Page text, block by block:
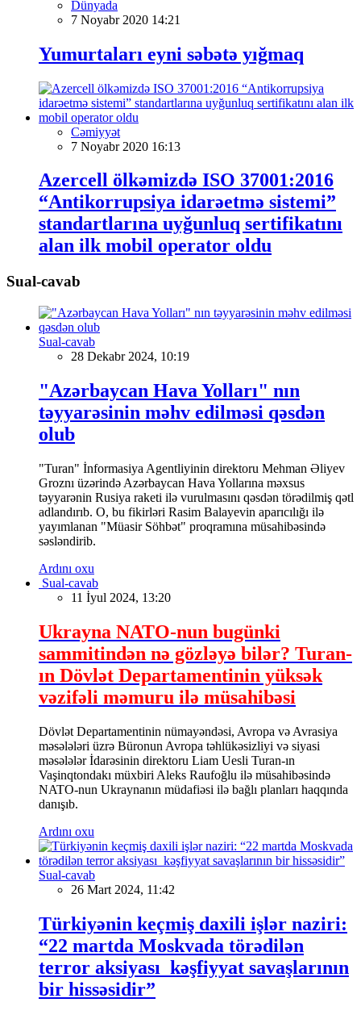
Dünyada
7 Noyabr 2020 14:21
Yumurtaları eyni səbətə yığmaq
Cəmiyyət
7 Noyabr 2020 16:13
Azercell ölkəmizdə ISO 37001:2016
“Antikorrupsiya idarəetmə sistemi”
standartlarına uyğunluq sertifikatını
alan ilk mobil operator oldu
Sual-cavab
Sual-cavab
28 Dekabr 2024, 10:19
"Azərbaycan Hava Yolları" nın
təyyarəsinin məhv edilməsi qəsdən
olub
"Turan" İnformasiya Agentliyinin direktoru Mehman Əliyev
Groznı üzərində Azərbaycan Hava Yollarına məxsus
təyyarənin Rusiya raketi ilə vurulmasını qəsdən törədilmiş qətl
adlandırıb. O, bu fikirləri Rasim Balayevin aparıcılığı ilə
yayımlanan "Müasir Söhbət" proqramına müsahibəsində
səsləndirib.
Ardını oxu
Sual-cavab
11 İyul 2024, 13:20
Ukrayna NATO-nun bugünki
sammitindən nə gözləyə bilər? Turan-
ın Dövlət Departamentinin yüksək
vəzifəli məmuru ilə müsahibəsi
Dövlət Departamentinin nümayəndəsi, Avropa və Avrasiya
məsələləri üzrə Büronun Avropa təhlükəsizliyi və siyasi
məsələlər İdarəsinin direktoru Liam Uesli Turan-ın
Vaşinqtondakı müxbiri Aleks Raufoğlu ilə müsahibəsində
NATO-nun Ukraynanın müdafiəsi ilə bağlı planları haqqında
danışıb.
Ardını oxu
Sual-cavab
26 Mart 2024, 11:42
Türkiyənin keçmiş daxili işlər naziri:
“22 martda Moskvada törədilən
terror aksiyası kəşfiyyat savaşlarının
bir hissəsidir”